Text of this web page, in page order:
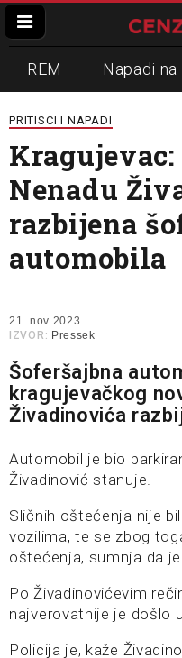
REM Napadi
Zvučni top
Propaganda
Informer
PRITISCI I NAPADI
Nenadu
razbijena
automobila
21. nov 2023.
IZVOR: Pressek
Šoferšajbna
kragujevačkog
Živadinovića
Automobil je bio
Živadinović stanuje.
Sličnih oštećenja nije
vozilima, te se zbog
oštećenja, sumnja da
Po Živadinovićevim
najverovatnije je došlo
Policija je, kaže